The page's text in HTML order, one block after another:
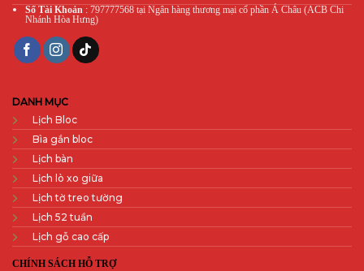
Số Tài Khoản : 797777568 tại Ngân hàng thương mại cổ phần Á Châu (ACB Chi
Nhánh Hòa Hưng)
DANH MỤC
Lịch Bloc
Bìa gắn bloc
Lịch bàn
Lịch lò xo giữa
Lịch tờ treo tường
Lịch 52 tuần
Lịch gỗ cao cấp
CHÍNH SÁCH HỖ TRỢ